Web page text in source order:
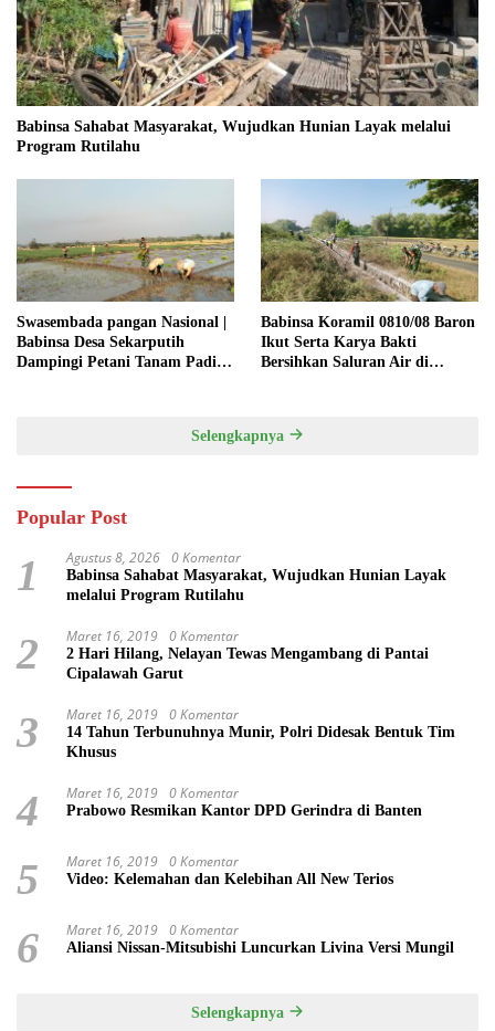
Babinsa Sahabat Masyarakat, Wujudkan Hunian Layak melalui
Program Rutilahu
Swasembada pangan Nasional |
Babinsa Desa Sekarputih
Dampingi Petani Tanam Padi,
Babinsa Koramil 0810/08 Baron
Ikut Serta Karya Bakti
Bersihkan Saluran Air di
Selengkapnya
Popular Post
1 Agustus 8, 2026 0 Komentar
Babinsa Sahabat Masyarakat, Wujudkan Hunian Layak
melalui Program Rutilahu
2 Maret 16, 2019 0 Komentar
2 Hari Hilang, Nelayan Tewas Mengambang di Pantai
Cipalawah Garut
3 Maret 16, 2019 0 Komentar
14 Tahun Terbunuhnya Munir, Polri Didesak Bentuk Tim
Khusus
4 Maret 16, 2019 0 Komentar
Prabowo Resmikan Kantor DPD Gerindra di Banten
5 Maret 16, 2019 0 Komentar
Video: Kelemahan dan Kelebihan All New Terios
6 Maret 16, 2019 0 Komentar
Aliansi Nissan-Mitsubishi Luncurkan Livina Versi Mungil
Selengkapnya